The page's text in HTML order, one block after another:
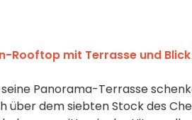
Rooftop mit Terrasse und
Panorama-Terrasse
über dem siebten Stock des